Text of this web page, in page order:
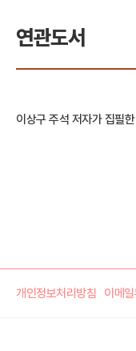
연관도서
이상구 주석 저자가 집필
개인정보처리방침 이메